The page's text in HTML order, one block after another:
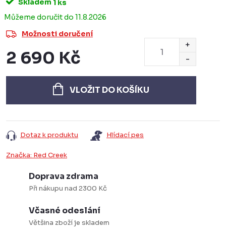
Skladem 1 ks
11.8.2026
Možnosti doručení
2 690 Kč
cena:
VLOŽIT DO KOŠÍKU
Dotaz k produktu Hlídací pes
Značka: Red Creek
Doprava zdrama
Při nákupu nad 2300 Kč
Včasné odeslání
Většina zboží je skladem